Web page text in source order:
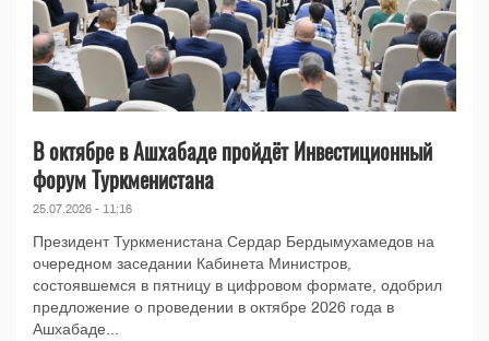
В октябре в Ашхабаде пройдёт Инвестиционный
форум Туркменистана
25.07.2026 - 11:16
Президент Туркменистана Сердар Бердымухамедов на
очередном заседании Кабинета Министров,
состоявшемся в пятницу в цифровом формате, одобрил
предложение о проведении в октябре 2026 года в
Ашхабаде...